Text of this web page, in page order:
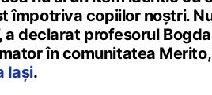
împotriva copiilor noștri.
a declarat profesorul
în comunitatea
Iași.